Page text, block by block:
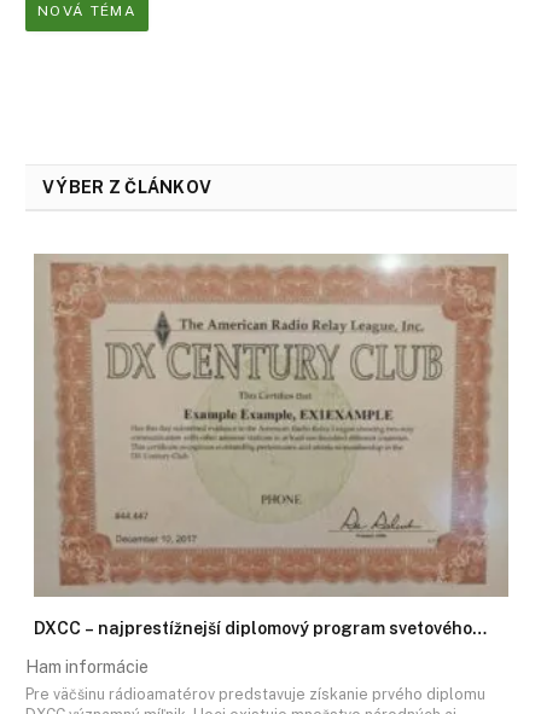
NOVÁ TÉMA
VÝBER Z ČLÁNKOV
DXCC – najprestížnejší diplomový program svetového…
Ham informácie
Pre väčšinu rádioamatérov predstavuje získanie prvého diplomu